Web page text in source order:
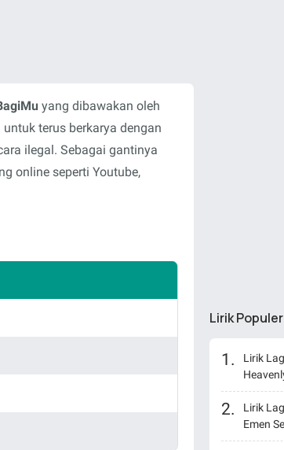
yang dibawakan oleh
terus berkarya dengan
ilegal. Sebagai gantinya
online seperti Youtube,
Lirik Populer
Lirik
Lirik
Emen